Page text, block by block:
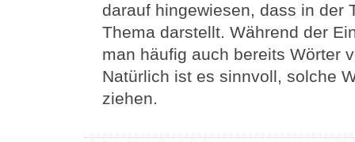
darauf hingewiesen, dass in der
Thema darstellt. Während der
man häufig auch bereits Wörter
Natürlich ist es sinnvoll, solche
ziehen.